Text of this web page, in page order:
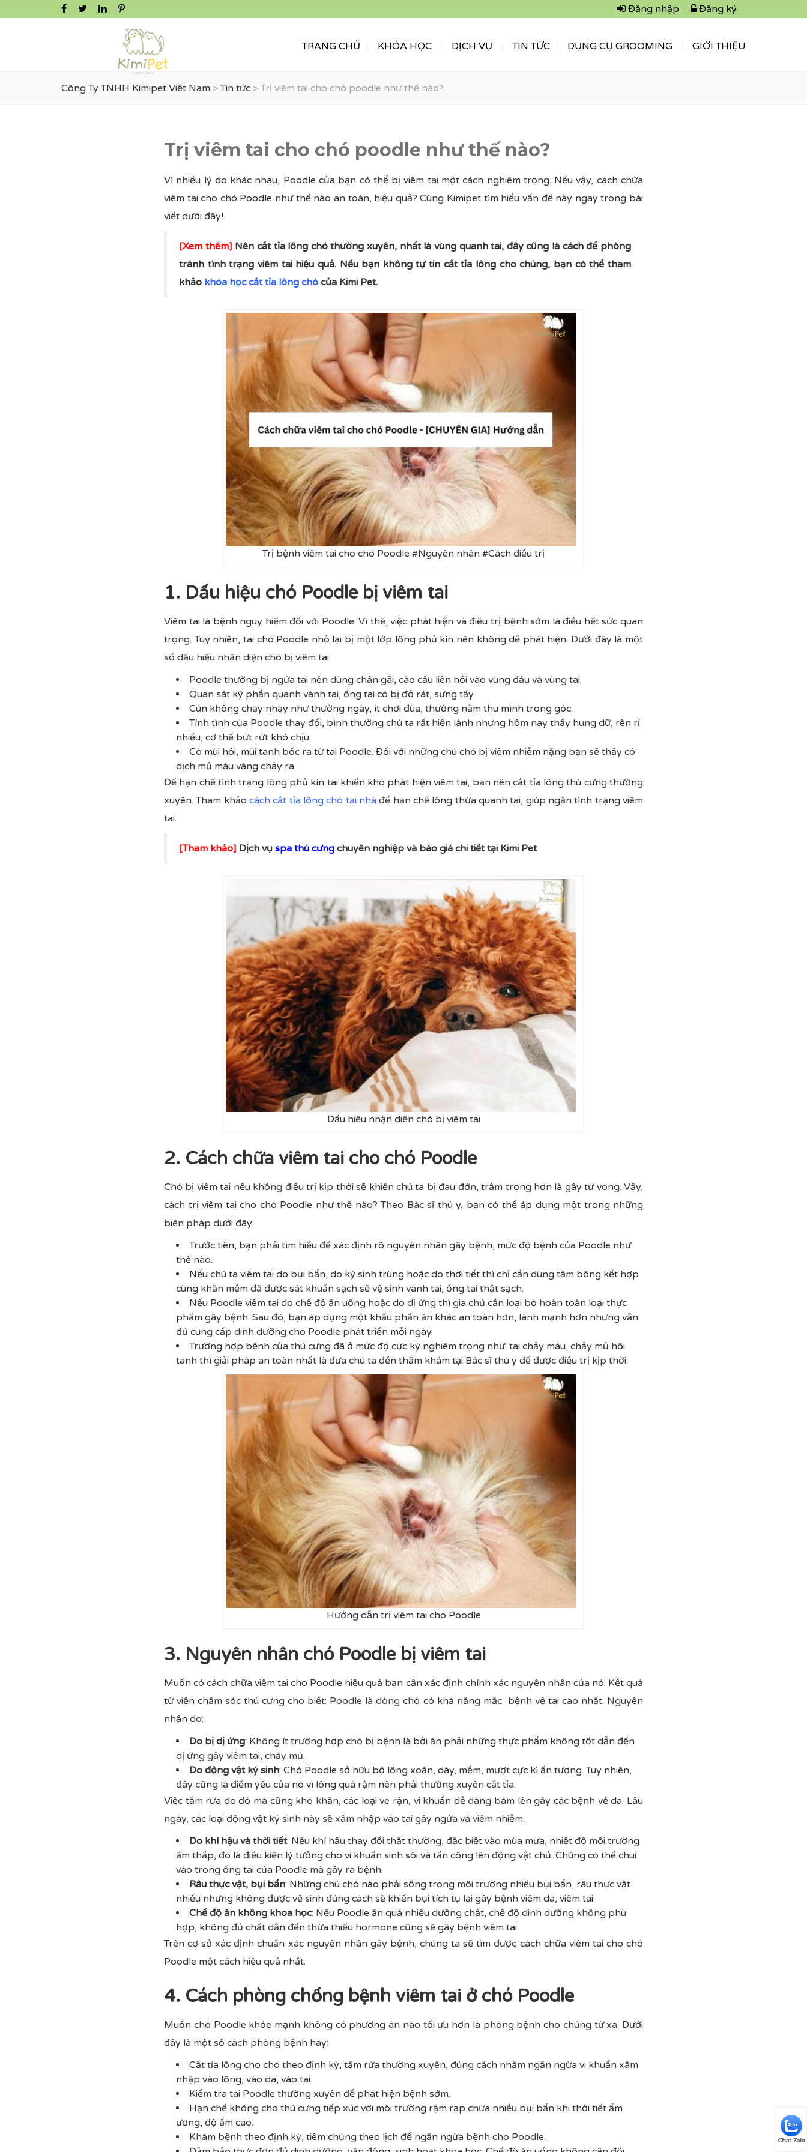
Đăng nhập Đăng ký
TRANG CHỦ KHÓA HỌC DỊCH VỤ TIN TỨC DỤNG CỤ GROOMING GIỚI THIỆU
Công Ty TNHH Kimipet Việt Nam >Tin tức > Trị viêm tai cho chó poodle như thế nào?
Trị viêm tai cho chó poodle như thế nào?
Vì nhiều lý do khác nhau, Poodle của bạn có thể bị viêm tai một cách nghiêm trọng. Nếu vậy, cách chữa
viêm tai cho chó Poodle như thế nào an toàn, hiệu quả? Cùng Kimipet tìm hiểu vấn đề này ngay trong bài
viết dưới đây!
[Xem thêm] Nên cắt tỉa lông chó thường xuyên, nhất là vùng quanh tai, đây cũng là cách để phòng
tránh tình trạng viêm tai hiệu quả. Nếu bạn không tự tin cắt tỉa lông cho chúng, bạn có thể tham
khảo khóa học cắt tỉa lông chó của Kimi Pet.
Trị bệnh viêm tai cho chó Poodle #Nguyên nhân #Cách điều trị
1. Dấu hiệu chó Poodle bị viêm tai
Viêm tai là bệnh nguy hiểm đối với Poodle. Vì thế, việc phát hiện và điều trị bệnh sớm là điều hết sức quan
trọng. Tuy nhiên, tai chó Poodle nhỏ lại bị một lớp lông phủ kín nên không dễ phát hiện. Dưới đây là một
số dấu hiệu nhận diện chó bị viêm tai:
Poodle thường bị ngứa tai nên dùng chân gãi, cào cấu liên hồi vào vùng đầu và vùng tai.
Quan sát kỹ phần quanh vành tai, ống tai có bị đỏ rát, sưng tấy
Cún không chạy nhạy như thường ngày, ít chơi đùa, thường nằm thu mình trong góc.
Tính tình của Poodle thay đổi, bình thường chú ta rất hiền lành nhưng hôm nay thấy hung dữ, rên rỉ
nhiều, cơ thể bứt rứt khó chịu.
Có mùi hôi, mùi tanh bốc ra từ tai Poodle. Đối với những chú chó bị viêm nhiễm nặng bạn sẽ thấy có
dịch mủ màu vàng chảy ra.
Để hạn chế tình trạng lông phủ kín tai khiến khó phát hiện viêm tai, bạn nên cắt tỉa lông thú cưng thường
xuyên. Tham khảo cách cắt tỉa lông chó tại nhà để hạn chế lông thừa quanh tai, giúp ngăn tình trạng viêm
tai.
[Tham khảo] Dịch vụ spa thú cưng chuyên nghiệp và báo giá chi tiết tại Kimi Pet
Dấu hiệu nhận diện chó bị viêm tai
2. Cách chữa viêm tai cho chó Poodle
Chó bị viêm tai nếu không điều trị kịp thời sẽ khiến chú ta bị đau đớn, trầm trọng hơn là gây tử vong. Vậy,
cách trị viêm tai cho chó Poodle như thế nào? Theo Bác sĩ thú y, bạn có thể áp dụng một trong những
biện pháp dưới đây:
Trước tiên, bạn phải tìm hiểu để xác định rõ nguyên nhân gây bệnh, mức độ bệnh của Poodle như
thế nào.
Nếu chú ta viêm tai do bụi bẩn, do ký sinh trùng hoặc do thời tiết thì chỉ cần dùng tăm bông kết hợp
cùng khăn mềm đã được sát khuẩn sạch sẽ vệ sinh vành tai, ống tai thật sạch.
Nếu Poodle viêm tai do chế độ ăn uống hoặc do dị ứng thì gia chủ cần loại bỏ hoàn toàn loại thực
phẩm gây bệnh. Sau đó, bạn áp dụng một khẩu phần ăn khác an toàn hơn, lành mạnh hơn nhưng vẫn
đủ cung cấp dinh dưỡng cho Poodle phát triển mỗi ngày.
Trường hợp bệnh của thú cưng đã ở mức độ cực kỳ nghiêm trọng như: tai chảy máu, chảy mủ hôi
tanh thì giải pháp an toàn nhất là đưa chú ta đến thăm khám tại Bác sĩ thú y để được điều trị kịp thời.
Hướng dẫn trị viêm tai cho Poodle
3. Nguyên nhân chó Poodle bị viêm tai
Muốn có cách chữa viêm tai cho Poodle hiệu quả bạn cần xác định chính xác nguyên nhân của nó. Kết quả
từ viện chăm sóc thú cưng cho biết: Poodle là dòng chó có khả năng mắc bệnh về tai cao nhất. Nguyên
nhân do:
Do bị dị ứng: Không ít trường hợp chó bị bệnh là bởi ăn phải những thực phẩm không tốt dẫn đến
dị ứng gây viêm tai, chảy mủ.
Do động vật ký sinh: Chó Poodle sở hữu bộ lông xoăn, dày, mềm, mượt cực kì ấn tượng. Tuy nhiên,
đây cũng là điểm yếu của nó vì lông quá rậm nên phải thường xuyên cắt tỉa.
Việc tắm rửa do đó mà cũng khó khăn, các loại ve rận, vi khuẩn dễ dàng bám lên gây các bệnh về da. Lâu
ngày, các loại động vật ký sinh này sẽ xâm nhập vào tai gây ngứa và viêm nhiễm.
Do khí hậu và thời tiết: Nếu khí hậu thay đổi thất thường, đặc biệt vào mùa mưa, nhiệt độ môi trường
ẩm thấp, đó là điều kiện lý tưởng cho vi khuẩn sinh sôi và tấn công lên động vật chủ. Chúng có thể chui
vào trong ống tai của Poodle mà gây ra bệnh.
Râu thực vật, bụi bẩn: Những chú chó nào phải sống trong môi trường nhiều bụi bẩn, râu thực vật
nhiều nhưng không được vệ sinh đúng cách sẽ khiến bụi tích tụ lại gây bệnh viêm da, viêm tai.
Chế độ ăn không khoa học: Nếu Poodle ăn quá nhiều dưỡng chất, chế độ dinh dưỡng không phù
hợp, không đủ chất dẫn đến thừa thiếu hormone cũng sẽ gây bệnh viêm tai.
Trên cơ sở xác định chuẩn xác nguyên nhân gây bệnh, chúng ta sẽ tìm được cách chữa viêm tai cho chó
Poodle một cách hiệu quả nhất.
4. Cách phòng chống bệnh viêm tai ở chó Poodle
Muốn chó Poodle khỏe mạnh không có phương án nào tối ưu hơn là phòng bệnh cho chúng từ xa. Dưới
đây là một số cách phòng bệnh hay:
Cắt tỉa lông cho chó theo định kỳ, tắm rửa thường xuyên, đúng cách nhằm ngăn ngừa vi khuẩn xâm
nhập vào lông, vào da, vào tai.
Kiểm tra tai Poodle thường xuyên để phát hiện bệnh sớm.
Hạn chế không cho thú cưng tiếp xúc với môi trường rậm rạp chứa nhiều bụi bẩn khi thời tiết ẩm
ương, độ ẩm cao.
Khám bệnh theo định kỳ, tiêm chủng theo lịch để ngăn ngừa bệnh cho Poodle.
Chat Zalo